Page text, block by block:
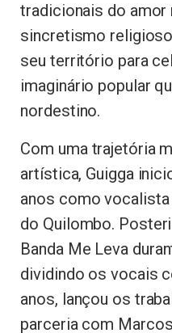
tradicionais do
sincretismo
seu território para
imaginário popular
nordestino.
Com uma trajetória
artística, Guigga
anos como
do Quilombo.
Banda Me Leva
dividindo os vocais
anos, lançou os
parceria com